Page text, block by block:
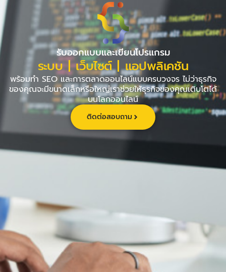
Skip
to
content
รับออกแบบและเขียนโปรแกรม
ระบบ | เว็บไซต์ | แอปพลิเคชัน
พร้อมทำ SEO และการตลาดออนไลน์แบบครบวงจร ไม่ว่าธุรกิจ
ของคุณจะมีขนาดเล็กหรือใหญ่เราช่วยให้ธุรกิจของคุณเติบโตได้
บนโลกออนไลน์
ติดต่อสอบถาม